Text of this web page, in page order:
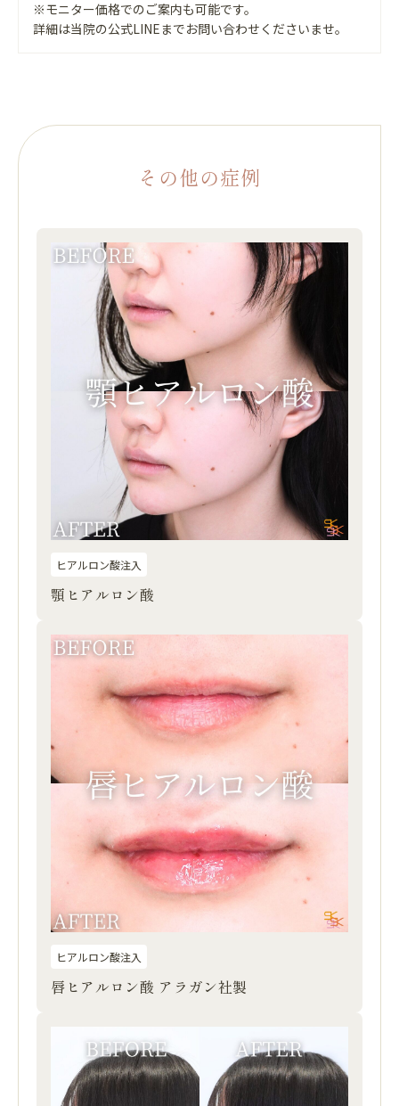
※モニター価格でのご案内も可能です。
詳細は当院の公式LINEまでお問い合わせくださいませ。
その他の症例
ヒアルロン酸注入
顎ヒアルロン酸
ヒアルロン酸注入
唇ヒアルロン酸 アラガン社製